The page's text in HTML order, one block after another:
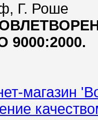
Г. Роше
магазин